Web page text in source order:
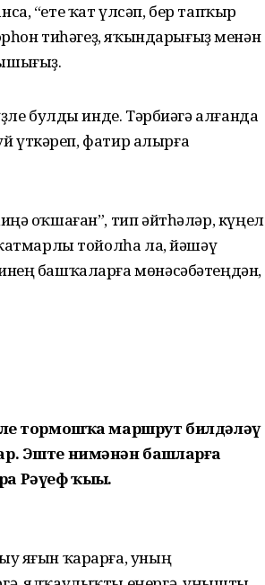
“ете ҡат үлсәп, бер тапҡыр
тиһәгеҙ, яҡындарығыҙ менән
булды инде. Тәрбиәгә алғанда
үткәреп, фатир алырға
оҡшаған”, тип әйтһәләр, күңел
тойолһа ла, йәшәү
башҡаларға мөнәсә­бәтеңдән,
тормошҡа маршрут билдәләү
Эште нимәнән башларға
Рәүеф ҡыҙы.
яғын ҡарарға, уның